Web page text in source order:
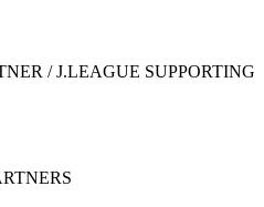
/ J.LEAGUE SUPPORTING